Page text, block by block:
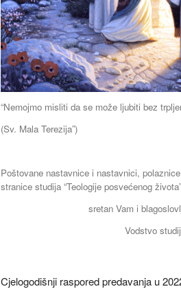
“Nemojmo misliti da se može ljubiti bez
(Sv. Mala Terezija”)
Poštovane nastavnice i nastavnici,
stranice studija “Teologije posvećenog
sretan Vam i
Vodstvo
Cjelogodišnji raspored predavanja u